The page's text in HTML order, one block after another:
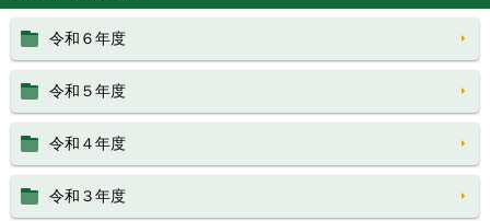
令和６年度
令和５年度
令和４年度
令和３年度